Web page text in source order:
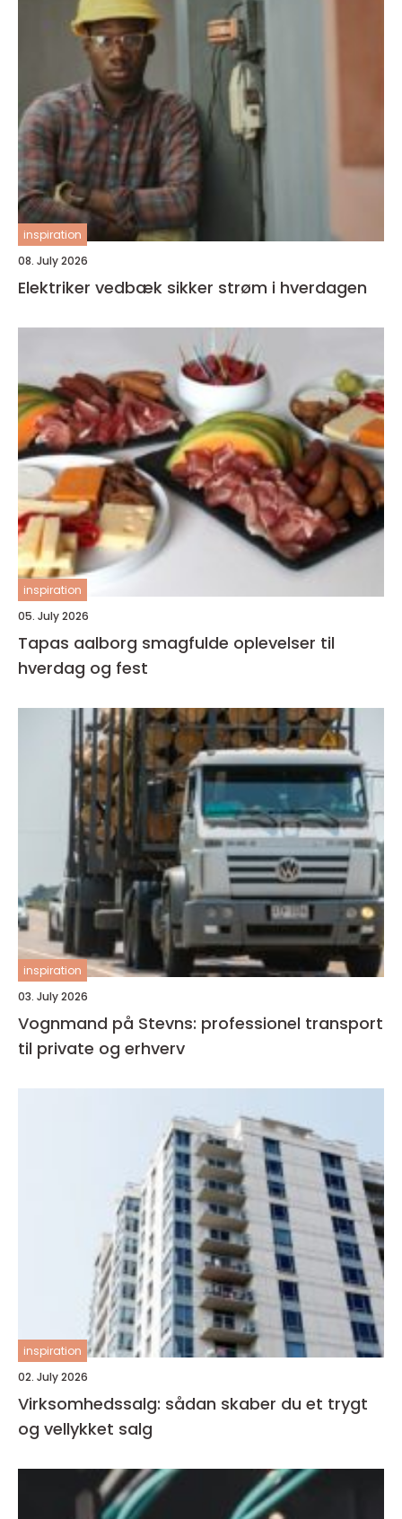
inspiration
08. July 2026
Elektriker vedbæk sikker strøm i hverdagen
inspiration
05. July 2026
Tapas aalborg smagfulde oplevelser til
hverdag og fest
inspiration
03. July 2026
Vognmand på Stevns: professionel transport
til private og erhverv
inspiration
02. July 2026
Virksomhedssalg: sådan skaber du et trygt
og vellykket salg